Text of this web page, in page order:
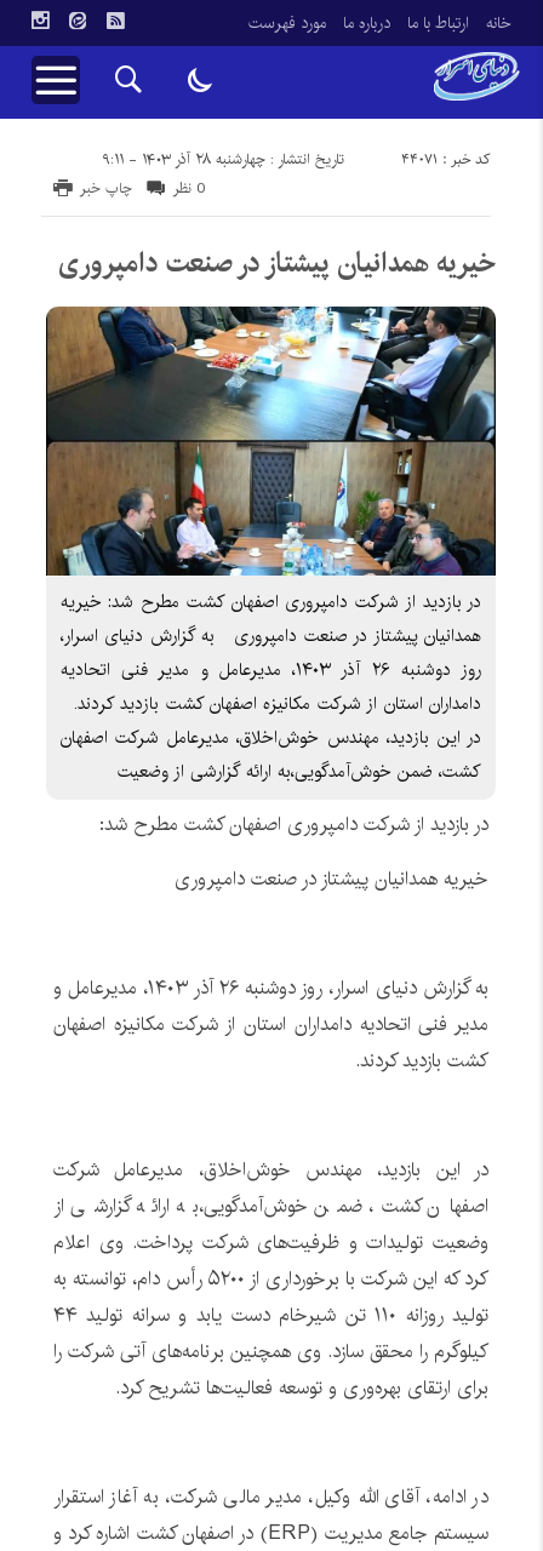
خانه ارتباط با ما درباره ما مورد فهرست
تاریخ انتشار : چهارشنبه ۲۸ آذر ۱۴۰۳ - ۹:۱۱ کد خبر : 44071
چاپ خبر 0 نظر
خیریه همدانیان پیشتاز در صنعت دامپروری
در بازدید از شرکت دامپروری اصفهان کشت مطرح شد: خیریه
همدانیان پیشتاز در صنعت دامپروری به گزارش دنیای اسرار،
روز دوشنبه ۲۶ آذر ۱۴۰۳، مدیرعامل و مدیر فنی اتحادیه
دامداران استان از شرکت مکانیزه اصفهان کشت بازدید کردند.
در این بازدید، مهندس خوش‌اخلاق، مدیرعامل شرکت اصفهان
کشت، ضمن خوش‌آمدگویی،به ارائه گزارشی از وضعیت
در بازدید از شرکت دامپروری اصفهان کشت مطرح شد:
خیریه همدانیان پیشتاز در صنعت دامپروری
به گزارش دنیای اسرار، روز دوشنبه ۲۶ آذر ۱۴۰۳، مدیرعامل و
مدیر فنی اتحادیه دامداران استان از شرکت مکانیزه اصفهان
کشت بازدید کردند.
در این بازدید، مهندس خوش‌اخلاق، مدیرعامل شرکت
اصفهان کشت، ضمن خوش‌آمدگویی،به ارائه گزارشی از
وضعیت تولیدات و ظرفیت‌های شرکت پرداخت. وی اعلام
کرد که این شرکت با برخورداری از ۵۲۰۰ رأس دام، توانسته به
تولید روزانه ۱۱۰ تن شیرخام دست یابد و سرانه تولید ۴۴
کیلوگرم را محقق سازد. وی همچنین برنامه‌های آتی شرکت را
برای ارتقای بهره‌وری و توسعه فعالیت‌ها تشریح کرد.
در ادامه، آقای الله‌ وکيل، مدیر مالی شرکت، به آغاز استقرار
سیستم جامع مدیریت (ERP) در اصفهان کشت اشاره کرد و